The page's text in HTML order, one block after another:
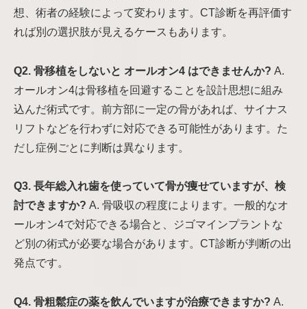
想、術者の経験によって変わります。CT診断を再評価す
れば別の選択肢が見えるケースもあります。
Q2. 骨移植をしないと オールオン4 はできませんか? A.
オールオン4は骨移植を回避することを設計思想に組み
込んだ術式です。前方部に一定の骨があれば、サイナス
リフトなどを行わずに対応できる可能性があります。た
だし症例ごとに判断は異なります。
Q3. 長年総入れ歯を使っていて骨が痩せていますが、検
討できますか? A. 骨吸収の程度によります。一般的なオ
ールオン4で対応できる場合と、ジゴマインプラントな
ど別の術式が必要な場合があります。CT診断が判断の出
発点です。
Q4. 骨粗鬆症の薬を飲んでいますが治療できますか? A.